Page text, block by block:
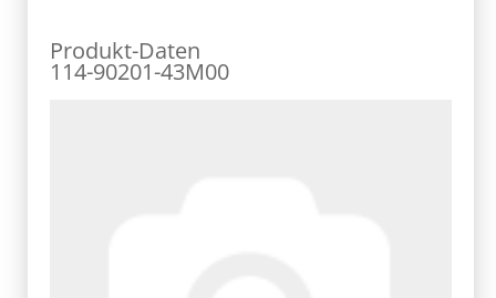
Produkt-Daten
114-90201-43M00